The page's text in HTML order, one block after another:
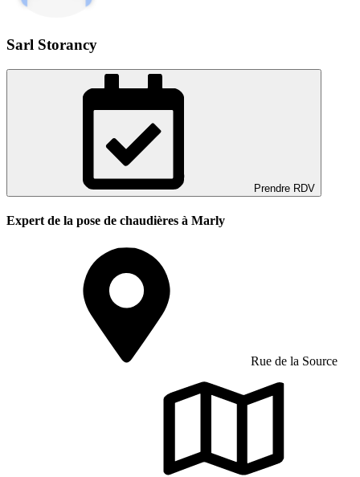
Sarl Storancy
Prendre RDV
Expert de la pose de chaudières à Marly
Rue de la Source